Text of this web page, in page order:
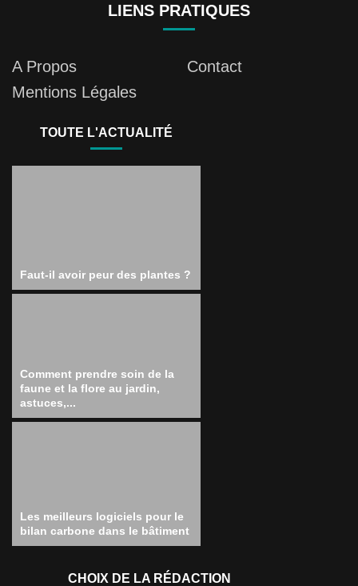
LIENS PRATIQUES
A Propos
Contact
Mentions Légales
TOUTE L'ACTUALITÉ
Faut-il avoir peur des plantes ?
Comment prendre soin de la
faune et la flore au jardin,
astuces,...
Les meilleurs logiciels pour le
bilan carbone dans le bâtiment
CHOIX DE LA RÉDACTION